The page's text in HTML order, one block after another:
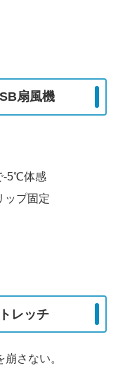
扇風機
-5℃体感
ップ固定
レッチ
さない。